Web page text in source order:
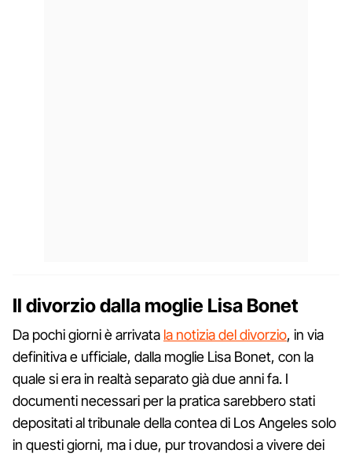
Il divorzio dalla moglie Lisa Bonet
Da pochi giorni è arrivata la notizia del divorzio, in via
definitiva e ufficiale, dalla moglie Lisa Bonet, con la
quale si era in realtà separato già due anni fa. I
documenti necessari per la pratica sarebbero stati
depositati al tribunale della contea di Los Angeles solo
in questi giorni, ma i due, pur trovandosi a vivere dei